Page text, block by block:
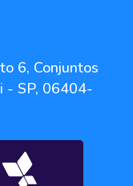
6, Conjuntos
- SP, 06404-